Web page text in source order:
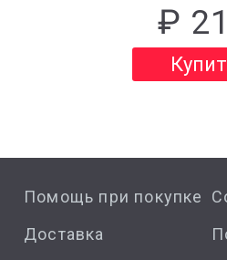
₽
Помощь при покупке
Доставка